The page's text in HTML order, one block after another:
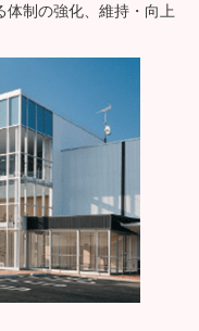
体制の強化、維持・向上